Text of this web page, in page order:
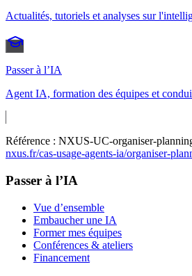
Actualités, tutoriels et analyses sur
Passer à l’IA
Agent IA, formation des équipes et
Référence : NXUS-UC-organiser-
nxus.fr/cas-usage-agents-ia/organiser-
Passer à l’IA
Vue d’ensemble
Embaucher une IA
Former mes équipes
Conférences & ateliers
Financement